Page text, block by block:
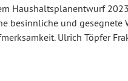
Haushaltsplanentwurf
besinnliche und gesegnete
Ulrich Töpfer